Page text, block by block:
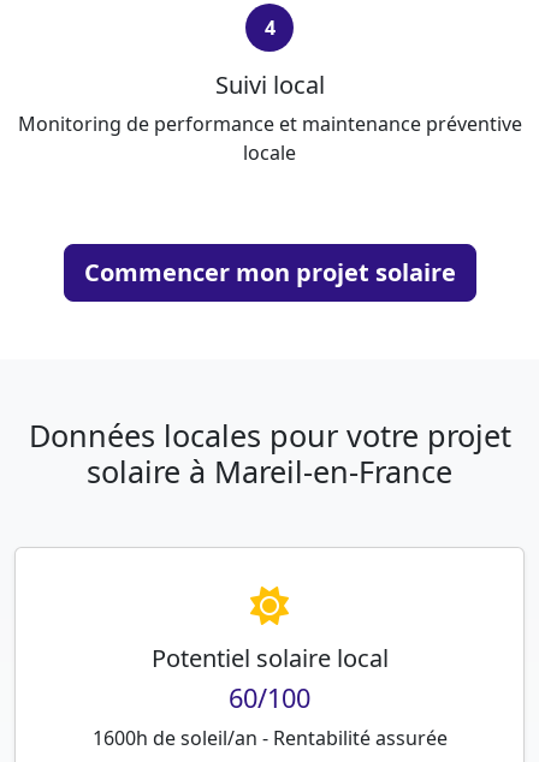
4
Suivi local
Monitoring de performance et maintenance préventive
locale
Commencer mon projet solaire
Données locales pour votre projet
solaire à Mareil-en-France
Potentiel solaire local
60/100
1600h de soleil/an - Rentabilité assurée